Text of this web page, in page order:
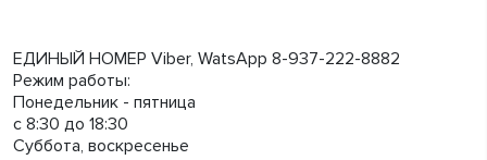
ЕДИНЫЙ НОМЕР Viber, WatsApp 8-937-222-8882
Режим работы:
Понедельник - пятница
с 8:30 до 18:30
Суббота, воскресенье